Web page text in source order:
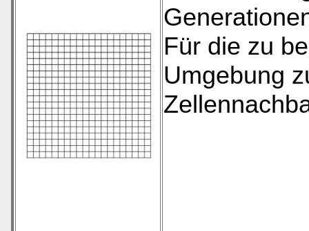
Für die zu
Umgebung